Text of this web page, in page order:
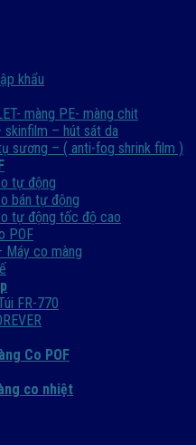
khẩu
màng PE- màng chit
skinfilm – hút sát da
sương – ( anti-fog shrink film )
tự động
bán tự động
tự động tốc độ cao
POF
Máy co màng
FR-770
Co POF
co nhiệt